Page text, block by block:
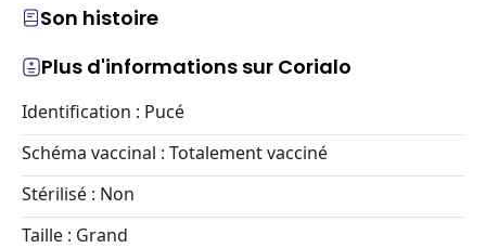
Son histoire
Plus d'informations sur Corialo
Identification : Pucé
Schéma vaccinal : Totalement vacciné
Stérilisé : Non
Taille : Grand